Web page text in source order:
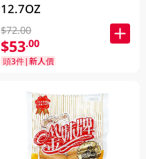
12.7OZ
$72.00
$53.00
頭3件|新人價